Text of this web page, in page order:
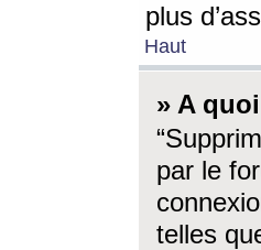
plus
Haut
» A
par le
telles